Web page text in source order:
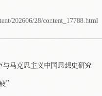
202606/28/content_17788.html
马克思主义中国思想史研究
”